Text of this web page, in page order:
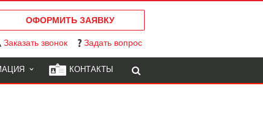
ОФОРМИТЬ ЗАЯВКУ
Заказать звонок Задать вопрос
КОНТАКТЫ